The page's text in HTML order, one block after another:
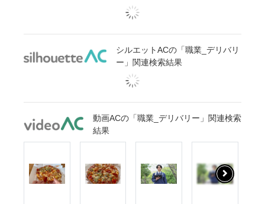
シルエットACの「職業_デリバリ
ー」関連検索結果
動画ACの「職業_デリバリー」関連検索
結果